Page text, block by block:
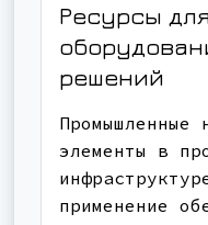
Ресурсы
решений
Промышленные
элементы в
применение